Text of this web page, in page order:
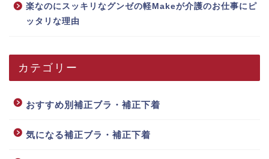
楽なのにスッキリなグンゼの軽Makeが介護のお仕事にピ
ッタリな理由
カテゴリー
おすすめ別補正ブラ・補正下着
気になる補正ブラ・補正下着